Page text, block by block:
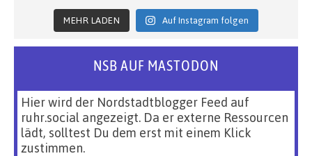
MEHR LADEN Auf Instagram folgen
NSB AUF MASTODON
Hier wird der Nordstadtblogger Feed auf
ruhr.social angezeigt. Da er externe Ressourcen
lädt, solltest Du dem erst mit einem Klick
zustimmen.